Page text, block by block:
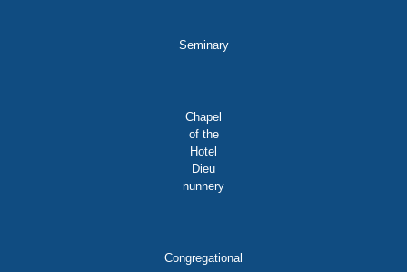
Seminary
Chapel
of the
Hotel
Dieu
nunnery
Congregational